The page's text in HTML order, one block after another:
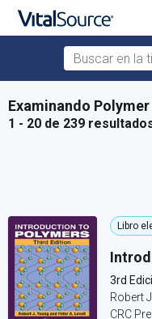
Saltar al contenido
Buscar en la
Examinando Polymer
1 - 20 de 239
Libro
3rd
Robert
CRC